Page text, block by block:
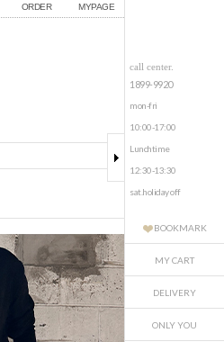
ORDER MYPAGE
call center.
1899-9920
mon-fri
10:00-17:00
Lunchtime
12:30-13:30
sat.holiday off
BOOKMARK
MY CART
DELIVERY
ONLY YOU